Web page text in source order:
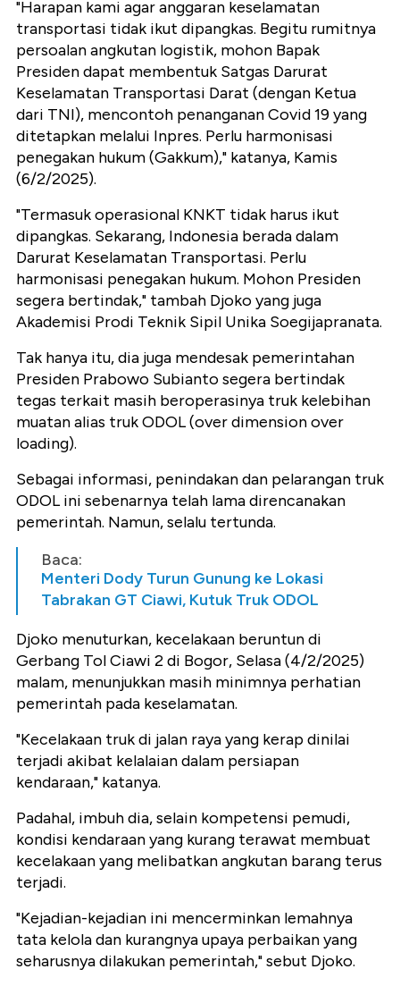
"Harapan kami agar anggaran keselamatan
transportasi tidak ikut dipangkas. Begitu rumitnya
persoalan angkutan logistik, mohon Bapak
Presiden dapat membentuk Satgas Darurat
Keselamatan Transportasi Darat (dengan Ketua
dari TNI), mencontoh penanganan Covid 19 yang
ditetapkan melalui Inpres. Perlu harmonisasi
penegakan hukum (Gakkum)," katanya, Kamis
(6/2/2025).
"Termasuk operasional KNKT tidak harus ikut
dipangkas. Sekarang, Indonesia berada dalam
Darurat Keselamatan Transportasi. Perlu
harmonisasi penegakan hukum. Mohon Presiden
segera bertindak," tambah Djoko yang juga
Akademisi Prodi Teknik Sipil Unika Soegijapranata.
Tak hanya itu, dia juga mendesak pemerintahan
Presiden Prabowo Subianto segera bertindak
tegas terkait masih beroperasinya truk kelebihan
muatan alias truk ODOL (over dimension over
loading).
Sebagai informasi, penindakan dan pelarangan truk
ODOL ini sebenarnya telah lama direncanakan
pemerintah. Namun, selalu tertunda.
Baca:
Menteri Dody Turun Gunung ke Lokasi
Tabrakan GT Ciawi, Kutuk Truk ODOL
Djoko menuturkan, kecelakaan beruntun di
Gerbang Tol Ciawi 2 di Bogor, Selasa (4/2/2025)
malam, menunjukkan masih minimnya perhatian
pemerintah pada keselamatan.
"Kecelakaan truk di jalan raya yang kerap dinilai
terjadi akibat kelalaian dalam persiapan
kendaraan," katanya.
Padahal, imbuh dia, selain kompetensi pemudi,
kondisi kendaraan yang kurang terawat membuat
kecelakaan yang melibatkan angkutan barang terus
terjadi.
"Kejadian-kejadian ini mencerminkan lemahnya
tata kelola dan kurangnya upaya perbaikan yang
seharusnya dilakukan pemerintah," sebut Djoko.